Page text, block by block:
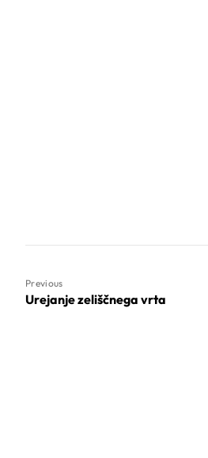
Previous
Urejanje zeliščnega vrta